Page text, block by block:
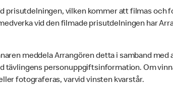
prisutdelningen, vilken kommer att filmas och
vid den filmade prisutdelningen har
meddela Arrangören detta i samband med
tävlingens personuppgiftsinformation. Om
fotograferas, varvid vinsten kvarstår.